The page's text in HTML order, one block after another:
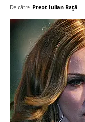
De către Preot Iulian Raţă -